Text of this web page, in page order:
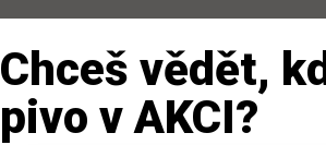
Chceš vědět,
pivo v AKCI?